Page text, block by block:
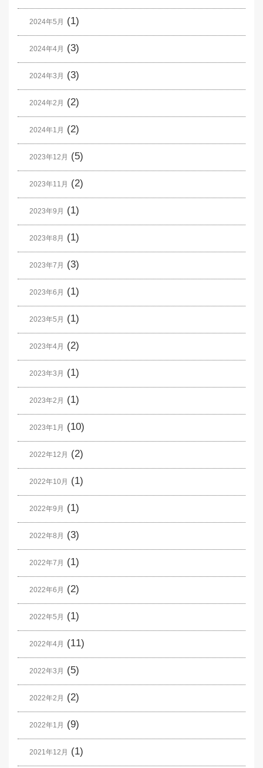
2024年5月 (1)
2024年4月 (3)
2024年3月 (3)
2024年2月 (2)
2024年1月 (2)
2023年12月 (5)
2023年11月 (2)
2023年9月 (1)
2023年8月 (1)
2023年7月 (3)
2023年6月 (1)
2023年5月 (1)
2023年4月 (2)
2023年3月 (1)
2023年2月 (1)
2023年1月 (10)
2022年12月 (2)
2022年10月 (1)
2022年9月 (1)
2022年8月 (3)
2022年7月 (1)
2022年6月 (2)
2022年5月 (1)
2022年4月 (11)
2022年3月 (5)
2022年2月 (2)
2022年1月 (9)
2021年12月 (1)